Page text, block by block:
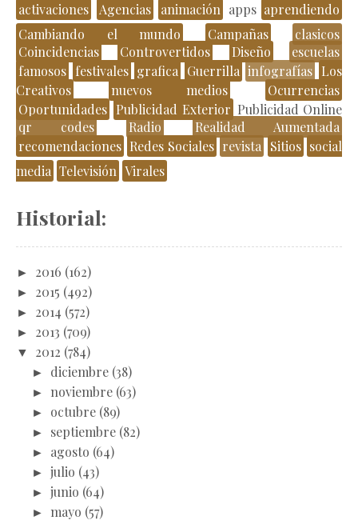
activaciones Agencias animación apps aprendiendo
Cambiando el mundo
Campañas
clasicos
Coincidencias
Controvertidos Diseño
escuelas
famosos festivales grafica Guerrilla infografías Los
Creativos
nuevos medios
Ocurrencias
Oportunidades Publicidad Exterior Publicidad Online
qr codes
Radio
Realidad Aumentada
recomendaciones Redes Sociales revista Sitios social
media Televisión Virales
Historial:
► 2016 (162)
► 2015 (492)
► 2014 (572)
► 2013 (709)
▼ 2012 (784)
► diciembre (38)
► noviembre (63)
► octubre (89)
► septiembre (82)
► agosto (64)
► julio (43)
► junio (64)
► mayo (57)